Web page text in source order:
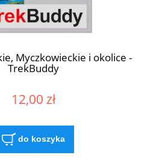
Myczkowieckie i okolice -
TrekBuddy
12,00 zł
do koszyka